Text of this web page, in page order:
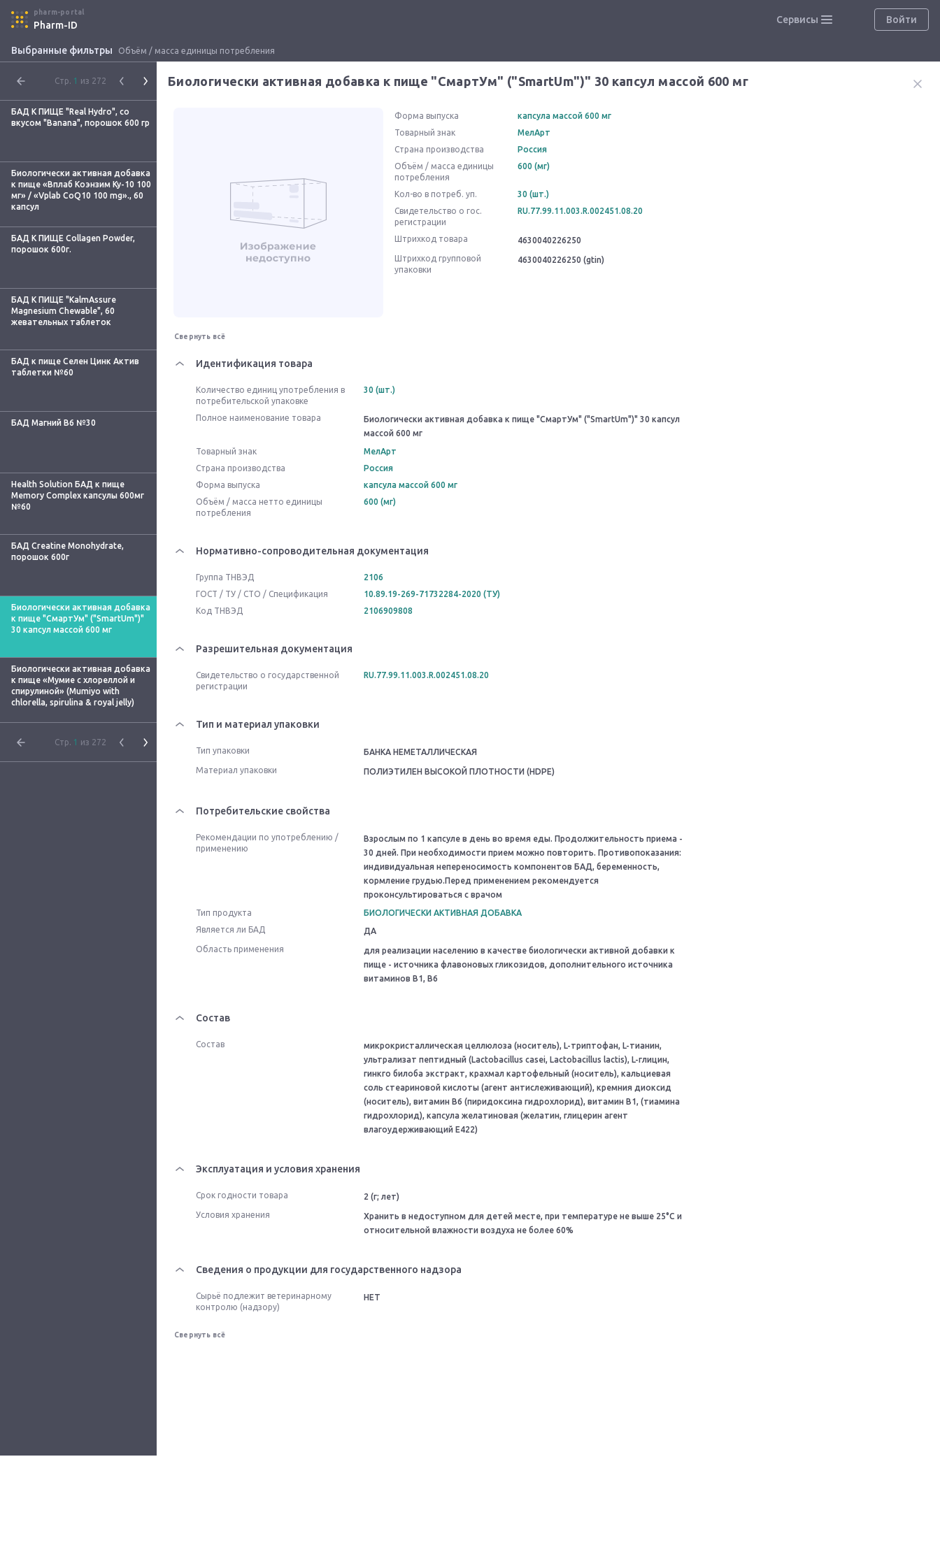
pharm-portal
Pharm-ID Сервисы Войти
Выбранные фильтры Объём / масса единицы потребления
Стр. 1 из 272
БАД К ПИЩЕ "Real Hydro", со
вкусом "Banana", порошок 600 гр
Биологически активная добавка
к пище «Вплаб Коэнзим Ку-10 100
мг» / «Vplab CoQ10 100 mg»., 60
капсул
БАД К ПИЩЕ Collagen Powder,
порошок 600г.
БАД К ПИЩЕ "KalmAssure
Magnesium Chewable", 60
жевательных таблеток
БАД к пище Селен Цинк Актив
таблетки №60
БАД Магний В6 №30
Health Solution БАД к пище
Memory Complex капсулы 600мг
№60
БАД Creatine Monohydrate,
порошок 600г
Биологически активная добавка
к пище "СмартУм" ("SmartUm")"
30 капсул массой 600 мг
Биологически активная добавка
к пище «Мумие с хлореллой и
спирулиной» (Mumiyo with
chlorella, spirulina & royal jelly)
Стр. 1 из 272
Биологически активная добавка к пище "СмартУм" ("SmartUm")" 30 капсул массой 600 мг
Форма выпуска
капсула массой 600 мг
Товарный знак
МелАрт
Страна производства
Россия
Объём / масса единицы
потребления
600 (мг)
Кол-во в потреб. уп.
30 (шт.)
Свидетельство о гос.
регистрации
RU.77.99.11.003.R.002451.08.20
Штрихкод товара
4630040226250
Штрихкод групповой
упаковки
4630040226250 (gtin)
Свернуть всё
Идентификация товара
Количество единиц употребления в
потребительской упаковке
30 (шт.)
Полное наименование товара
Биологически активная добавка к пище "СмартУм" ("SmartUm")" 30 капсул
массой 600 мг
Товарный знак
МелАрт
Страна производства
Россия
Форма выпуска
капсула массой 600 мг
Объём / масса нетто единицы
потребления
600 (мг)
Нормативно-сопроводительная документация
Группа ТНВЭД
2106
ГОСТ / ТУ / СТО / Спецификация
10.89.19-269-71732284-2020 (ТУ)
Код ТНВЭД
2106909808
Разрешительная документация
Свидетельство о государственной
регистрации
RU.77.99.11.003.R.002451.08.20
Тип и материал упаковки
Тип упаковки
БАНКА НЕМЕТАЛЛИЧЕСКАЯ
Материал упаковки
ПОЛИЭТИЛЕН ВЫСОКОЙ ПЛОТНОСТИ (HDPE)
Потребительские свойства
Рекомендации по употреблению /
применению
Взрослым по 1 капсуле в день во время еды. Продолжительность приема -
30 дней. При необходимости прием можно повторить. Противопоказания:
индивидуальная непереносимость компонентов БАД, беременность,
кормление грудью.Перед применением рекомендуется
проконсультироваться с врачом
Тип продукта
БИОЛОГИЧЕСКИ АКТИВНАЯ ДОБАВКА
Является ли БАД
ДА
Область применения
для реализации населению в качестве биологически активной добавки к
пище - источника флавоновых гликозидов, дополнительного источника
витаминов В1, В6
Состав
Состав
микрокристаллическая целлюлоза (носитель), L-триптофан, L-тианин,
ультрализат пептидный (Lactobacillus casei, Lactobacillus lactis), L-глицин,
гинкго билоба экстракт, крахмал картофельный (носитель), кальциевая
соль стеариновой кислоты (агент антислеживающий), кремния диоксид
(носитель), витамин В6 (пиридоксина гидрохлорид), витамин В1, (тиамина
гидрохлорид), капсула желатиновая (желатин, глицерин агент
влагоудерживающий Е422)
Эксплуатация и условия хранения
Срок годности товара
2 (г; лет)
Условия хранения
Хранить в недоступном для детей месте, при температуре не выше 25°С и
относительной влажности воздуха не более 60%
Сведения о продукции для государственного надзора
Сырьё подлежит ветеринарному
контролю (надзору)
НЕТ
Свернуть всё